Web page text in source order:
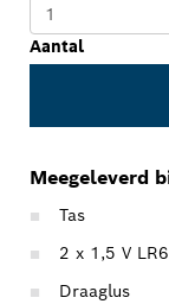
Aantal
Meegeleverd
Tas
2 x 1,5 V
Draaglus